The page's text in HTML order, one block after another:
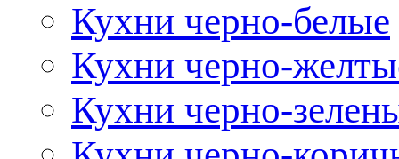
Кухни черно-белые
Кухни черно-
Кухни черно-